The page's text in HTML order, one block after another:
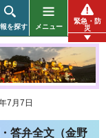
を探す メニュー
緊急・防
災
7月7日
答弁全文（金野